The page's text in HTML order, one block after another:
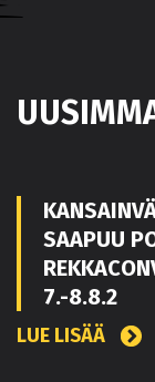
SAAPUU
7.-8.8.2
LUE LISÄÄ